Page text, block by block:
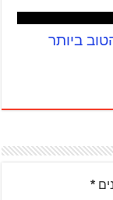
ביותר
*